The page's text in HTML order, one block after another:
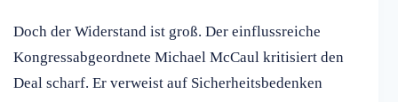
Doch der Widerstand ist groß. Der einflussreiche
Kongressabgeordnete Michael McCaul kritisiert den
Deal scharf. Er verweist auf Sicherheitsbedenken